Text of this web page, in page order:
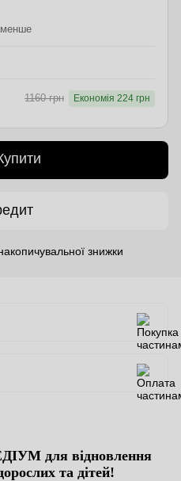
менше
1160 грн Економія 224 грн
знижки
для відновлення
орослих та дітей!